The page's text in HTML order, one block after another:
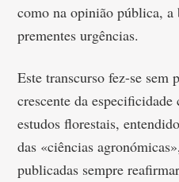
como na opinião pública, a
prementes urgências.
Este transcurso fez-se sem
crescente da
estudos florestais,
das «ciências
publicadas sempre